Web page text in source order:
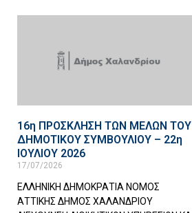
16η ΠΡΟΣΚΛΗΣΗ ΤΩΝ ΜΕΛΩΝ ΤΟΥ
ΔΗΜΟΤΙΚΟΥ ΣΥΜΒΟΥΛΙΟΥ – 22η
ΙΟΥΛΙΟΥ 2026
17/07/2026
ΕΛΛΗΝΙΚΗ ΔΗΜΟΚΡΑΤΙΑ ΝΟΜΟΣ
ΑΤΤΙΚΗΣ ΔΗΜΟΣ ΧΑΛΑΝΔΡΙΟΥ